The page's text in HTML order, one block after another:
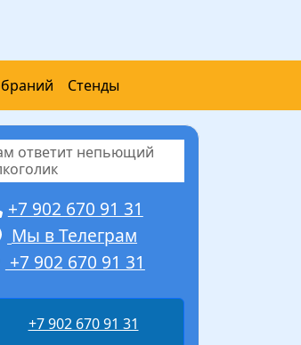
Стенды
ответит непьющий
+7 902 670 91 31
Мы в Телеграм
+7 902 670 91 31
+7 902 670 91 31